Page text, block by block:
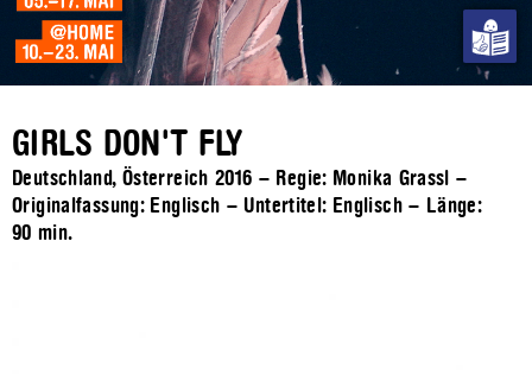
GIRLS DON'T FLY
Deutschland, Österreich 2016 – Regie: Monika Grassl –
Originalfassung: Englisch – Untertitel: Englisch – Länge:
90 min.